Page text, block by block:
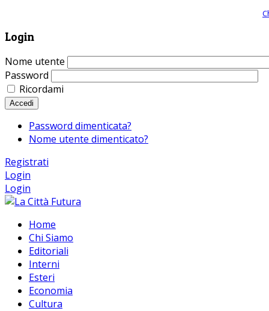
Login
Nome utente
Password
Ricordami
Accedi
Password dimenticata?
Nome utente dimenticato?
Registrati
Login
Login
Home
Chi Siamo
Editoriali
Interni
Esteri
Economia
Cultura